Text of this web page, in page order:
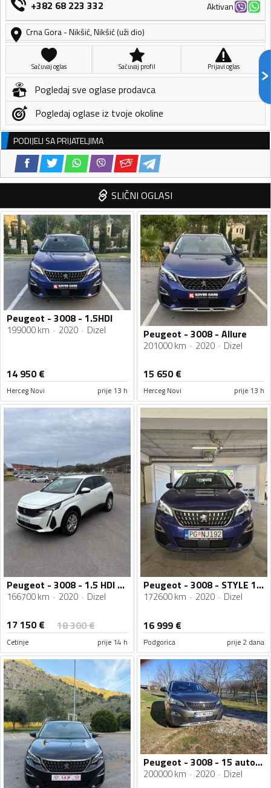
+382 68 223 332
Aktivan
Crna Gora-Nikšić,Nikšić (uži dio)
Sačuvaj oglas Sačuvaj profil Prijavi oglas
Pogledaj sve oglase prodavca
Pogledaj oglase iz tvoje okoline
PODIJELI SA PRIJATELJIMA
SLIČNI OGLASI
Peugeot - 3008 - 1.5HDI
199000 km 2020 Dizel
14 950€
Herceg Novi prije 13 h
Peugeot - 3008 - Allure
201000 km 2020 Dizel
15 650€
Herceg Novi prije 13 h
Peugeot - 3008 - 1.5 HDI Automatic
166700 km 2020 Dizel
17 150€ 18 300€
Cetinje prije 14 h
Peugeot - 3008 - STYLE 1.5 HDI
172600 km 2020 Dizel
16 999 €
Podgorica prije 2 dana
Peugeot - 3008 - 15 automatik
200000 km 2020 Dizel